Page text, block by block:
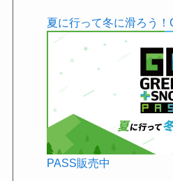
夏に行って冬に滑ろう
PASS販売中